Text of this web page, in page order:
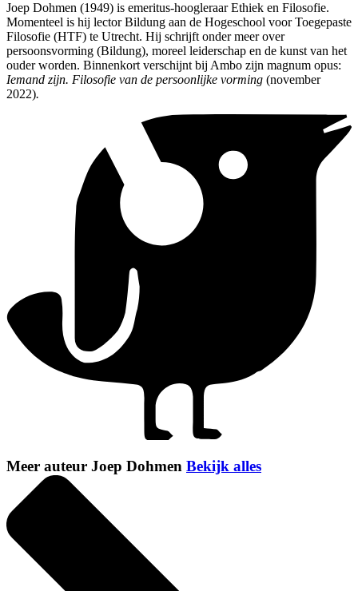
Joep Dohmen (1949) is emeritus-hoogleraar Ethiek en Filosofie.
Momenteel is hij lector Bildung aan de Hogeschool voor Toegepaste
Filosofie (HTF) te Utrecht. Hij schrijft onder meer over
persoonsvorming (Bildung), moreel leiderschap en de kunst van het
ouder worden. Binnenkort verschijnt bij Ambo zijn magnum opus:
Iemand zijn. Filosofie van de persoonlijke vorming (november
2022).
Meer auteur Joep Dohmen Bekijk alles